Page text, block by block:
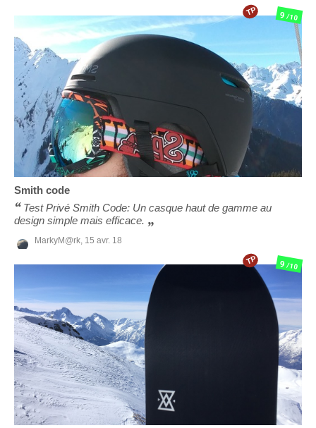
Smith code
Test Privé Smith Code: Un casque haut de gamme au
design simple mais efficace.
MarkyM@rk, 15 avr. 18
9/10
TP
9/10
TP